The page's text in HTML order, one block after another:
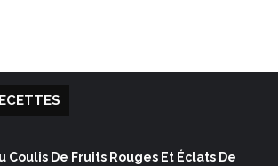
Coulis De Fruits Rouges Et Éclats De